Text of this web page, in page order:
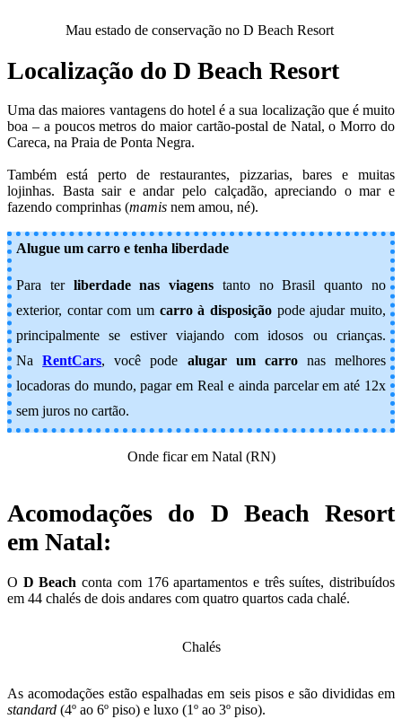
Mau estado de conservação no D Beach Resort
Localização do D Beach Resort
Uma das maiores vantagens do hotel é a sua localização que é muito
boa – a poucos metros do maior cartão-postal de Natal, o Morro do
Careca, na Praia de Ponta Negra.
Também está perto de restaurantes, pizzarias, bares e muitas
lojinhas. Basta sair e andar pelo calçadão, apreciando o mar e
fazendo comprinhas (mamis nem amou, né).
Alugue um carro e tenha liberdade
Para ter liberdade nas viagens tanto no Brasil quanto no
exterior, contar com um carro à disposição pode ajudar muito,
principalmente se estiver viajando com idosos ou crianças.
NaRentCars, você pode alugar um carronas melhores
locadoras do mundo, pagar em Real e ainda parcelar em até 12x
sem juros no cartão.
Onde ficar em Natal (RN)
Acomodações do D Beach Resort
em Natal:
O D Beach conta com 176 apartamentos e três suítes, distribuídos
em 44 chalés de dois andares com quatro quartos cada chalé.
Chalés
As acomodações estão espalhadas em seis pisos e são divididas em
standard (4º ao 6º piso) e luxo (1º ao 3º piso).